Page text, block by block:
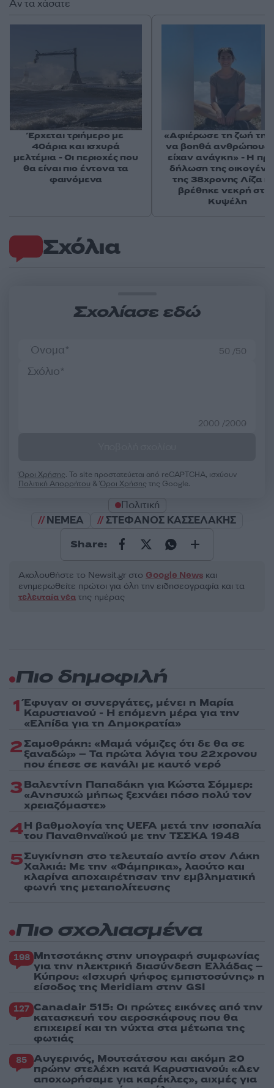
Σχόλια
Σχολίασε εδώ
50 /50
2000 /2000
Όροι Χρήσης. Το site προστατεύεται από reCAPTCHA, ισχύουν
Πολιτική Απορρήτου &Όροι Χρήσης της Google.
Πολιτική
ΝΕΜΕΑ
ΣΤΕΦΑΝΟΣ ΚΑΣΣΕΛΑΚΗΣ
Share:
Ακολουθήστε το Νewsit.gr στο Google News και
ενημερωθείτε πρώτοι για όλη την ειδησεογραφία και τα
τελευταία νέα της ημέρας
Αν τα χάσατε
Έρχεται τριήμερο με
40άρια και ισχυρά
μελτέμια - Οι περιοχές που
θα είναι πιο έντονα τα
φαινόμενα
«Αφιέρωσε τη ζωή της
να βοηθά ανθρώπους
είχαν ανάγκη» - Η
δήλωση της
της 38χρονης Λίζα
βρέθηκε νεκρή
Κυψέλη
Πιο δημοφιλή
1 Έφυγαν οι συνεργάτες, μένει η Μαρία
Καρυστιανού - Η επόμενη μέρα για την
«Ελπίδα για τη Δημοκρατία»
2Σαμοθράκη: «Μαμά νόμιζες ότι δε θα σε
ξαναδώ;» – Τα πρώτα λόγια του 22χρονου
που έπεσε σε κανάλι με καυτό νερό
3Βαλεντίνη Παπαδάκη για Κώστα Σόμμερ:
«Ανησυχώ μήπως ξεχνάει πόσο πολύ τον
χρειαζόμαστε»
4Η βαθμολογία της UEFA μετά την ισοπαλία
του Παναθηναϊκού με την ΤΣΣΚΑ 1948
5Συγκίνηση στο τελευταίο αντίο στον Λάκη
Χαλκιά: Με την «Φάμπρικα», λαούτο και
κλαρίνα αποχαιρέτησαν την εμβληματική
φωνή της μεταπολίτευσης
Πιο σχολιασμένα
198 Μητσοτάκης στην υπογραφή συμφωνίας
για την ηλεκτρική διασύνδεση Ελλάδας –
Κύπρου: «Ισχυρή ψήφος εμπιστοσύνης» η
είσοδος της Meridiam στην GSI
127 Canadair 515: Οι πρώτες εικόνες από την
κατασκευή του αεροσκάφους που θα
επιχειρεί και τη νύχτα στα μέτωπα της
φωτιάς
85 Αυγερινός, Μουτσάτσου και ακόμη 20
πρώην στελέχη κατά Καρυστιανού: «Δεν
αποχωρήσαμε για καρέκλες», αιχμές για